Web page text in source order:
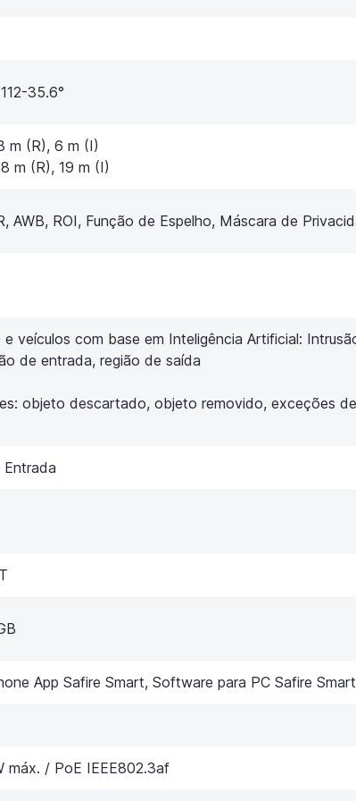
35.6°
m (R), 6 m (I)
m (R), 19 m (I)
AWB, ROI, Função de Espelho, Máscara de
veículos com base em Inteligência Artificial:
de entrada, região de saída
objeto descartado, objeto removido, exceções
App Safire Smart, Software para PC Safire
máx. / PoE IEEE802.3af